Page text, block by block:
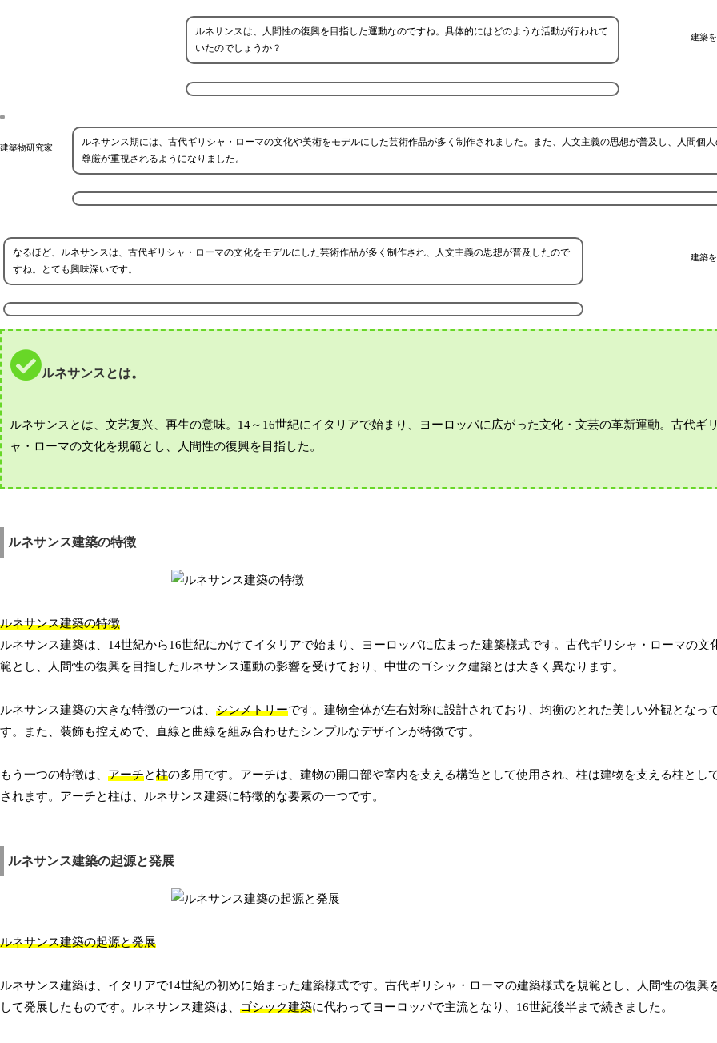
建築
ルネサンスは、人間性の復興を目指した運動なのですね。具体的にはどのような活動が行われて
いたのでしょうか？
建築物研究家
ルネサンス期には、古代ギリシャ・ローマの文化や美術をモデルにした芸術作品が多く制作されました。また、人文主義の思想が普及し、人間個
尊厳が重視されるようになりました。
建築
なるほど、ルネサンスは、古代ギリシャ・ローマの文化をモデルにした芸術作品が多く制作され、人文主義の思想が普及したので
すね。とても興味深いです。
ルネサンスとは。
ルネサンスとは、文艺复兴、再生の意味。14～16世紀にイタリアで始まり、ヨーロッパに広がった文化・文芸の革新運動。古代ギ
ャ・ローマの文化を規範とし、人間性の復興を目指した。
ルネサンス建築の特徴
ルネサンス建築の特徴
ルネサンス建築は、14世紀から16世紀にかけてイタリアで始まり、ヨーロッパに広まった建築様式です。古代ギリシャ・ローマの文
範とし、人間性の復興を目指したルネサンス運動の影響を受けており、中世のゴシック建築とは大きく異なります。
ルネサンス建築の大きな特徴の一つは、 シンメトリーです。建物全体が左右対称に設計されており、均衡のとれた美しい外観となっ
す。また、装飾も控えめで、直線と曲線を組み合わせたシンプルなデザインが特徴です。
もう一つの特徴は、 アーチと柱の多用です。アーチは、建物の開口部や室内を支える構造として使用され、柱は建物を支える柱とし
されます。アーチと柱は、ルネサンス建築に特徵的な要素の一つです。
ルネサンス建築の起源と発展
ルネサンス建築の起源と発展
ルネサンス建築は、イタリアで14世紀の初めに始まった建築様式です。古代ギリシャ・ローマの建築様式を規範とし、人間性の復興
して発展したものです。ルネサンス建築は、 ゴシック建築に代わってヨーロッパで主流となり、16世紀後半まで続きました。